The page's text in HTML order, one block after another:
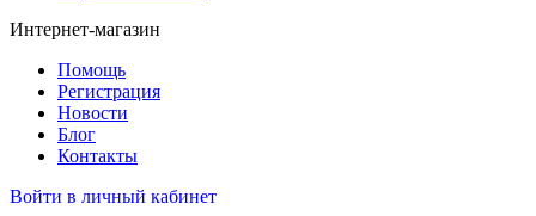
Интернет-магазин
Помощь
Регистрация
Новости
Блог
Контакты
Войти в личный кабинет